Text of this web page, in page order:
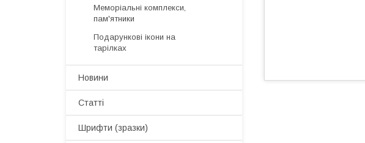
Меморіальні комплекси,
пам'ятники
Подарункові ікони на
тарілках
Новини
Статті
Шрифти (зразки)